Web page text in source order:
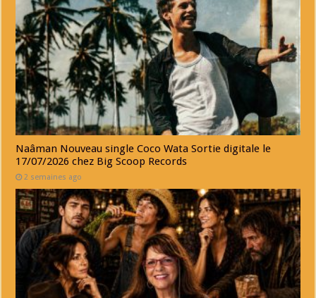
Naâman Nouveau single Coco Wata Sortie digitale le
17/07/2026 chez Big Scoop Records
2 semaines ago